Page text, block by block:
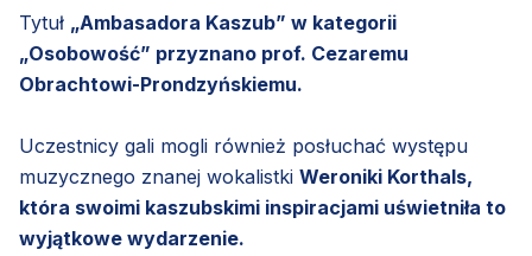
Tytuł „Ambasadora Kaszub” w kategorii
„Osobowość” przyznano prof. Cezaremu
Obrachtowi-Prondzyńskiemu.
Uczestnicy gali mogli również posłuchać występu
muzycznego znanej wokalistki Weroniki Korthals,
która swoimi kaszubskimi inspiracjami uświetniła to
wyjątkowe wydarzenie.